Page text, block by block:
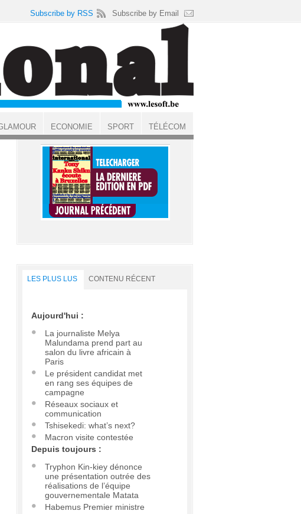
LES PLUS LUS CONTENU RÉCENT
Aujourd'hui :
La journaliste Melya
Malundama prend part au
salon du livre africain à
Paris
Le président candidat met
en rang ses équipes de
campagne
Réseaux sociaux et
communication
Tshisekedi: what’s next?
Macron visite contestée
Depuis toujours :
Tryphon Kin-kiey dénonce
une présentation outrée des
réalisations de l’équipe
gouvernementale Matata
Habemus Premier ministre
Subscribe by RSS Subscribe by Email
ECONOMIE SPORT TÉLÉCOM